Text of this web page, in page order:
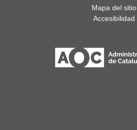
Mapa del sitio
Accesibilidad